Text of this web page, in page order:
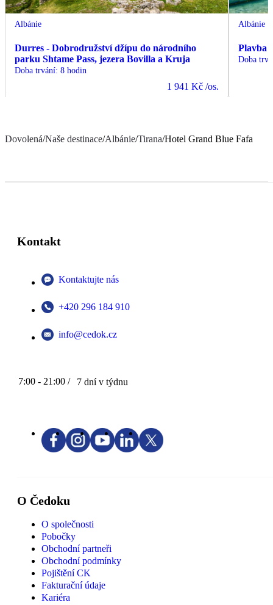
Albánie
Durres - Dobrodružství džípu do národního
parku Shtame Pass, jezera Bovilla a Kruja
Doba trvání: 8 hodin
1 941 Kč /os.
Albánie
Plavba
Doba
Dovolená/Naše destinace/Albánie/Tirana/Hotel Grand Blue Fafa
Kontakt
Kontaktujte nás
+420 296 184 910
info@cedok.cz
7:00 - 21:00 / 7 dní v týdnu
O Čedoku
O společnosti
Pobočky
Obchodní partneři
Obchodní podmínky
Pojištění CK
Fakturační údaje
Kariéra